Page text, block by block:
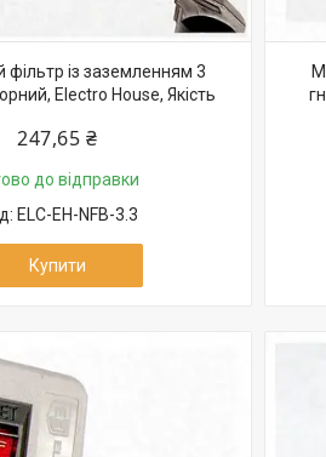
із заземленням 3
Electro House, Якість
247,65 ₴
до відправки
ELC-EH-NFB-3.3
Купити